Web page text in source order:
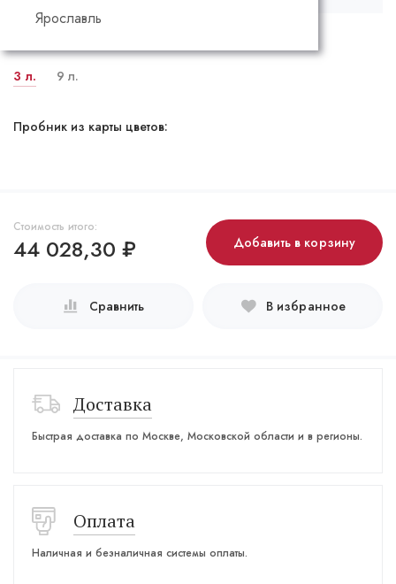
Ярославль
3 л. 9 л.
Пробник из карты цветов:
Стоимость итого:
44 028,30 ₽ Добавить в корзину
Сравнить В избранное
Доставка
Быстрая доставка по Москве, Московской области и в регионы.
Оплата
Наличная и безналичная системы оплаты.